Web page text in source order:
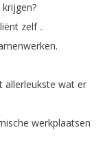
krijgen?
zelf..
.
allerleukste wat er
werkplaatsen